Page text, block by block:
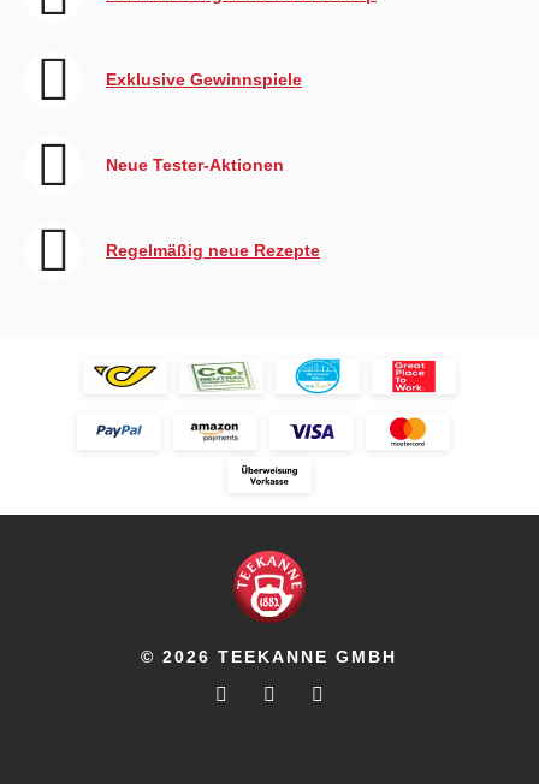
Exklusive Gewinnspiele
Neue Tester-Aktionen
Regelmäßig neue Rezepte
© 2026 TEEKANNE GMBH